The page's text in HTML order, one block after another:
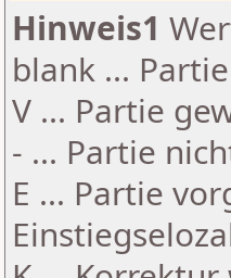
Hinweis1
blank ...
V ... Partie
- ... Partie
E ... Partie